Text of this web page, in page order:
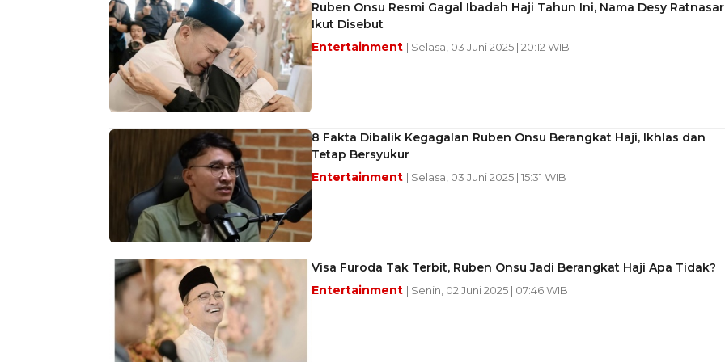
Ruben Onsu Resmi Gagal Ibadah Haji Tahun Ini, Nama Desy
Ikut Disebut
Entertainment | Selasa, 03 Juni 2025 | 20:12 WIB
8 Fakta Dibalik Kegagalan Ruben Onsu Berangkat Haji, Ikhlas dan
Tetap Bersyukur
Entertainment | Selasa, 03 Juni 2025 | 15:31 WIB
Visa Furoda Tak Terbit, Ruben Onsu Jadi Berangkat Haji Apa Tidak?
Entertainment | Senin, 02 Juni 2025 | 07:46 WIB